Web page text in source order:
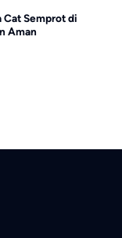
Cat Semprot di
Aman